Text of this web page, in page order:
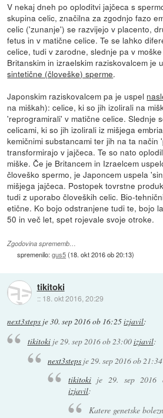
V nekaj dneh po oploditvi jajčeca s
skupina celic, značilna za zgodnjo fazo
celic ('zunanje') se razvijejo v placento,
fetus in v matične celice. Te se lahko
celice, tudi v zarodne, slednje pa v
Britanskim in izraelskim raziskovalcem je
sintetične (človeške) sperme.
Japonskim raziskovalcem pa je uspel
na miškah): celice, ki so jih izolirali na
'reprogramirali' v matične celice. Slednje
celicami, ki so jih izolirali iz mišjega
kemičnimi substancami ter jih na ta način
transformirajo v jajčeca. Te so nato
miške. Če je Britancem in Izraelcem
človeško spermo, je Japoncem uspela
mišjega jajčeca. Postopek tovrstne
tudi z uporabo človeških celic. Bio-
etične. Ko bojo odstranjene tudi te, bojo
50 in več let, spet rojevale svoje otroke.
Zgodovina sprememb…
spremenilo:gus5(18. okt 2016 ob 20:13)
tikitoki
:: 18. okt 2016, 20:29
next3steps je30. sep 2016 ob 16:25izjavil:
tikitokije29. sep 2016 ob 23:00izjavil:
next3steps je 29. sep 2016 ob 21:34
tikitokije 29. sep 2016
izjavil:
Katere genetske